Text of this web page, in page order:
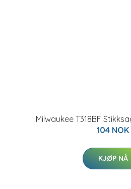
Milwaukee T318BF
104 NOK
KJØP NÅ